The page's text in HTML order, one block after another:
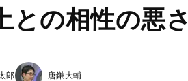
との相性の悪さ
郎 唐鎌大輔